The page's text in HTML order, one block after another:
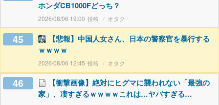
ホンダCB1000Fどっち？
2026/08/06 19:00 オタク
45
【悲報】中国人女さん、日本の警察官を暴行する
ｗｗｗｗ
2026/08/06 12:45 オタク
46
【衝撃画像】絶対にヒグマに襲われない「最強の
家」、凄すぎるｗｗｗｗこれは…ヤバすぎる…